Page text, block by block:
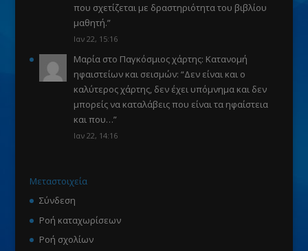
που σχετίζεται με δραστηριότητα του βιβλίου
μαθητή.”
Ιαν 22, 15:16
Μαρίαστο Παγκόσμιος χάρτης: Κατανομή
ηφαιστείων και σεισμών: “Δεν είναι και ο
καλύτερος χάρτης, δεν έχει υπόμνημα και δεν
μπορείς να καταλάβεις που είναι τα ηφαίστεια
και που…”
Ιαν 22, 14:16
Μεταστοιχεία
Σύνδεση
Ροή καταχωρίσεων
Ροή σχολίων